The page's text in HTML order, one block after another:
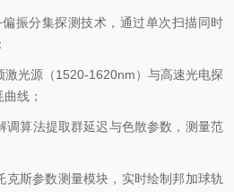
分集探测技术，通过单次扫描同时
光源（1520-1620nm）与高速光电探
线；
算法提取群延迟与色散参数，测量范
斯参数测量模块，实时绘制邦加球轨